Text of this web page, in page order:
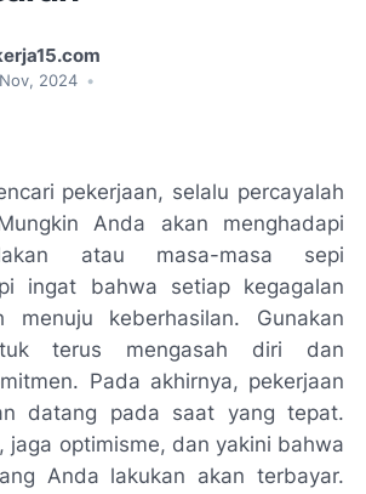
2024 •
pekerjaan, selalu percayalah
Anda akan menghadapi
atau masa-masa sepi
ingat bahwa setiap kegagalan
menuju keberhasilan. Gunakan
terus mengasah diri dan
Pada akhirnya, pekerjaan
datang pada saat yang tepat.
jaga optimisme, dan yakini bahwa
Anda lakukan akan terbayar.